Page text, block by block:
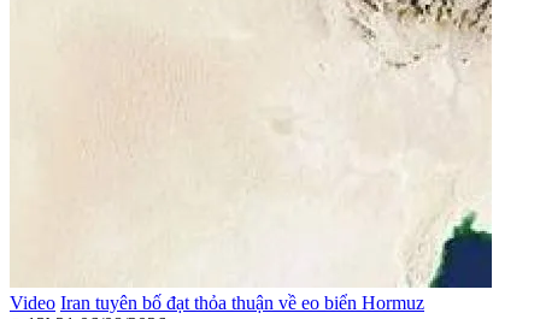
Video Iran tuyên bố đạt thỏa thuận về eo biển Hormuz